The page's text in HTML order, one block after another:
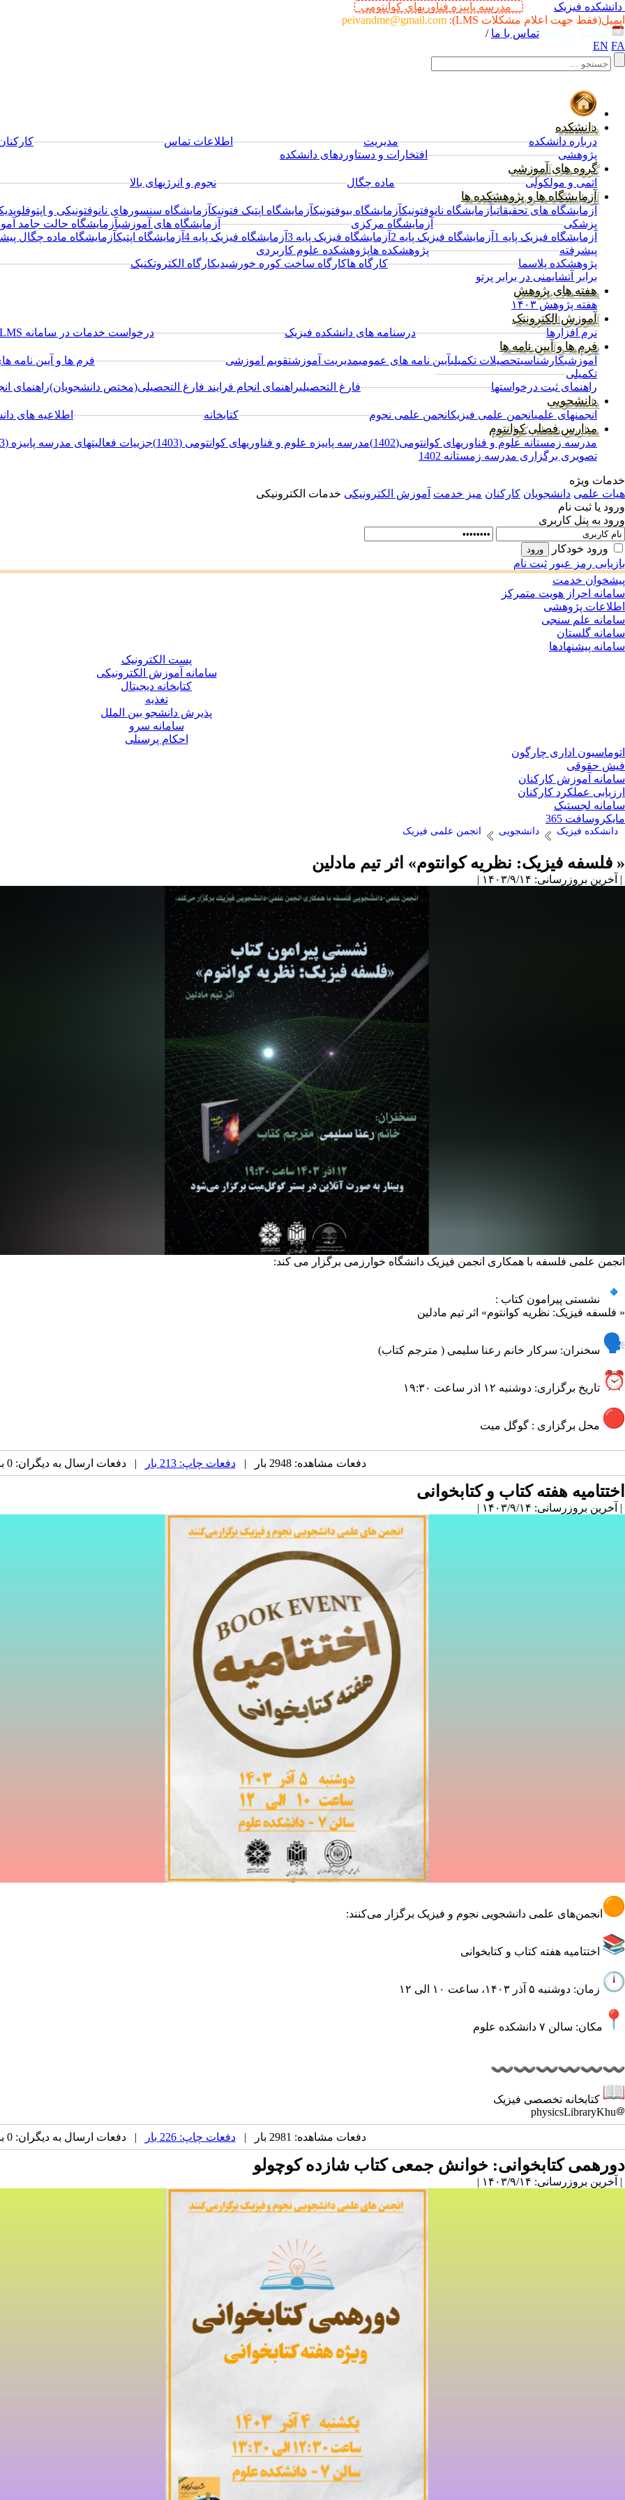
دانشکده فیزیک
مدرسه پاییزه فناوریهای کوانتومی
ایمیل(فقط جهت اعلام مشکلات LMS):
یکشنبه 18 مرداد 1405 تماس با ما /
EN FA
دانشکده
درباره دانشکده─────────────────مدیریت───────────────── اطلاعات تماس─────────────────
پژوهشی───────────────── افتخارات و دستاوردهای دانشکده
گروه های آموزشی
اتمی و مولکولی─────────────────ماده چگال─────────────────نجوم و انرژیهای بالا─────────────────
آزمایشگاه ها و پژوهشکده ها
آزمایشگاه های تحقیقاتیآزمایشگاه نانوفتونیکآزمایشگاه بیوفتونیکآزمایشگاه اپتیک فتونیکآزمایشگاه سنسورهای نانوفتونیکی و
پزشکی───────────────── آزمایشگاه مرکزی───────────────── آزمایشگاه های آموزشیآزمایشگاه حالت جامد
آزمایشگاه فیزیک پایه 1
آزمایشگاه فیزیک پایه 2 آزمایشگاه فیزیک پایه 3 آزمایشگاه فیزیک پایه 4 آزمایشگاه اپتیکآزمایشگاه ماده چگال
پیشرفته─────────────────پژوهشکده هاپژوهشکده علوم کاربردی
پژوهشکده پلاسما─────────────────کارگاه هاکارگاه ساخت کوره خورشیدیکارگاه الکتروتکنیک─────────────────
برابر آتشایمنی در برابر پرتو
هفته های پژوهش
هفته پژوهش ۱۴۰۳
آموزش الکترونیک
نرم افزارها─────────────────درسنامه های دانشکده فیزیک─────────────────درخواست خدمات در سامانه LMS
فرم ها و آیین نامه ها
آموزشیکارشناسیتحصیلات تکمیلیآیین نامه های عمومیمدیریت آموزشتقویم اموزشی─────────────────فرم ها و آیین نامه
تکمیلی─────────────────
راهنمای ثبت درخواستها─────────────────فارغ التحصیلیراهنمای انجام فرایند فارغ التحصیلی(مختص دانشجویان)راهنمای
دانشجویی
انجمنهای علمیانجمن علمی فیزیکانجمن علمی نجوم─────────────────کتابخانه───────────────── اطلاعیه های
مدارس فصلی کوانتوم
مدرسه زمستانه علوم و فناوریهای کوانتومی(1402) مدرسه پاییزه علوم و فناوریهای کوانتومی (1403) جزییات فعالیتهای مدرسه پاییزه (1403)
تصویری برگزاری مدرسه زمستانه 1402
خدمات ویژه
هیات علمی دانشجویان کارکنان میز خدمت آموزش الکترونیکی خدمات الکترونیکی
ورود یا ثبت نام
ورود به پنل کاربری
ورود خودکار
بازیابی رمز عبور ثبت نام
پیشخوان خدمت
سامانه احراز هویت متمرکز
اطلاعات پژوهشی
سامانه علم سنجی
سامانه گلستان
سامانه پیشنهادها
پست الکترونیک
سامانه آموزش الکترونیکی
کتابخانه دیجیتال
تغذیه
پذیرش دانشجو بین الملل
سامانه سرو
احکام پرسنلی
اتوماسیون اداری چارگون
فیش حقوقی
سامانه آموزش کارکنان
ارزیابی عملکرد کارکنان
سامانه لجستیک
مایکروسافت 365
دانشکده فیزیک دانشجویی انجمن علمی فیزیک
« فلسفه فیزیک: نظریه کوانتوم» اثر تیم مادلین
| آخرین بروزرسانی: ۱۴۰۳/۹/۱۴ |
انجمن علمی فلسفه با همکاری انجمن فیزیک دانشگاه خوارزمی برگزار می کند:
نشستی پیرامون کتاب :
« فلسفه فیزیک: نظریه کوانتوم» اثر تیم مادلین
سخنران: سرکار خانم رعنا سلیمی ( مترجم کتاب)
تاریخ برگزاری: دوشنبه ۱۲ اذر ساعت ۱۹:۳۰
محل برگزاری : گوگل میت
دفعات مشاهده: 2948 بار | دفعات چاپ: 213 بار | دفعات ارسال به دیگران: 0 بار |
اختتامیه هفته کتاب و کتابخوانی
| آخرین بروزرسانی: ۱۴۰۳/۹/۱۴ |
انجمن‌های علمی دانشجویی نجوم و فیزیک برگزار می‌کنند:
اختتامیه هفته کتاب و کتابخوانی
زمان: دوشنبه ۵ آذر ۱۴۰۳، ساعت ۱۰ الی ۱۲
مکان: سالن ۷ دانشکده علوم
کتابخانه تخصصی فیزیک
physicsLibraryKhu
دفعات مشاهده: 2981 بار | دفعات چاپ: 226 بار | دفعات ارسال به دیگران: 0 بار |
دورهمی کتابخوانی: خوانش جمعی کتاب شازده کوچولو
| آخرین بروزرسانی: ۱۴۰۳/۹/۱۴ |